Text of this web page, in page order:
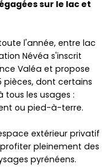
sur le lac et
l'année, entre lac
Névéa s'inscrit
Valéa et propose
dont certains
tous les usages :
ou pied-à-terre.
extérieur privatif
pleinement des
pyrénéens.